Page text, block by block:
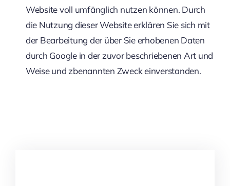
Website voll umfänglich nutzen können. Durch
die Nutzung dieser Website erklären Sie sich mit
der Bearbeitung der über Sie erhobenen Daten
durch Google in der zuvor beschriebenen Art und
Weise und zbenannten Zweck einverstanden.